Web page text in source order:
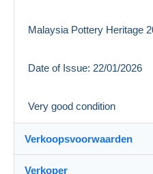
Malaysia Pottery Heritage
Date of Issue: 22/01/2026
Very good condition
Verkoopsvoorwaarden
Verkoper